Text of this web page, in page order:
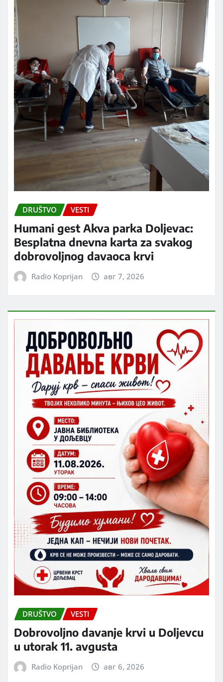
DRUŠTVO VESTI
Humani gest Akva parka Doljevac:
Besplatna dnevna karta za svakog
dobrovoljnog davaoca krvi
Radio Koprijan авг 7, 2026
DRUŠTVO VESTI
Dobrovoljno davanje krvi u Doljevcu
u utorak 11. avgusta
Radio Koprijan авг 6, 2026